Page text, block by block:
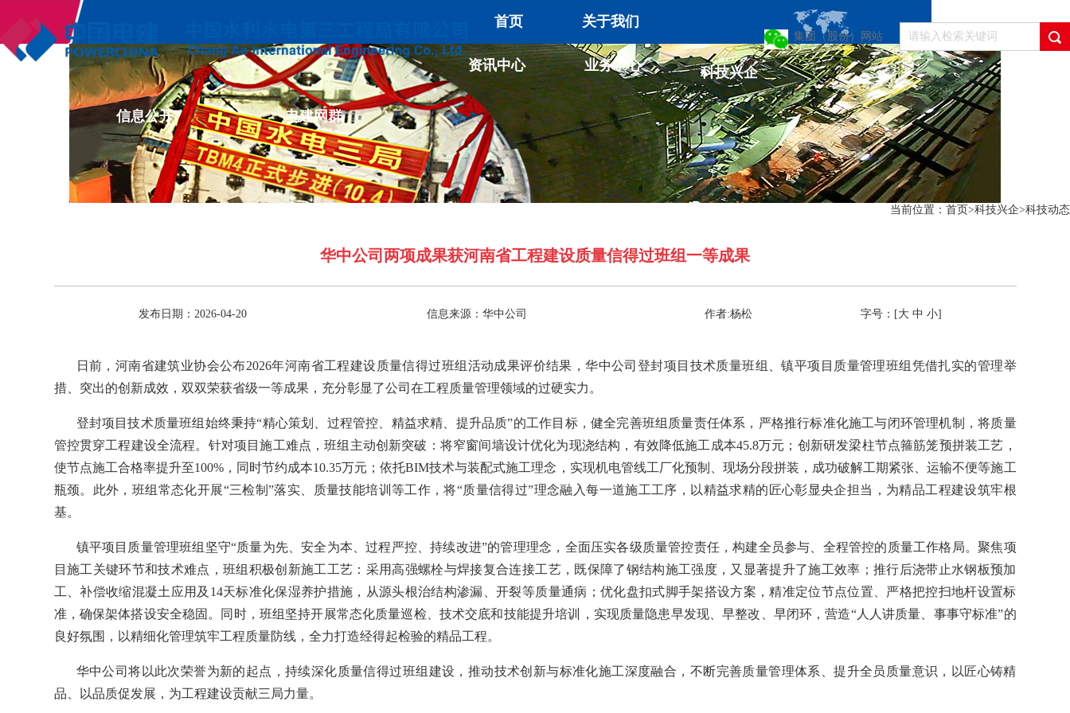
集团（股份）网站
首页 关于我们
资讯中心 业务中心 科技兴企
信息公开 电建网群
当前位置： 首页>科技兴企>科技动态
华中公司两项成果获河南省工程建设质量信得过班组一等成果
发布日期：2026-04-20 信息来源：华中公司 作者:杨松 字号：[大 中 小]
日前，河南省建筑业协会公布2026年河南省工程建设质量信得过班组活动成果评价结果，华中公司登封项目技术质量班组、镇平项目质量管理班组凭借扎实的管理举
措、突出的创新成效，双双荣获省级一等成果，充分彰显了公司在工程质量管理领域的过硬实力。
登封项目技术质量班组始终秉持“精心策划、过程管控、精益求精、提升品质”的工作目标，健全完善班组质量责任体系，严格推行标准化施工与闭环管理机制，将质量
管控贯穿工程建设全流程。针对项目施工难点，班组主动创新突破：将窄窗间墙设计优化为现浇结构，有效降低施工成本45.8万元；创新研发梁柱节点箍筋笼预拼装工艺，
使节点施工合格率提升至100%，同时节约成本10.35万元；依托BIM技术与装配式施工理念，实现机电管线工厂化预制、现场分段拼装，成功破解工期紧张、运输不便等施工
瓶颈。此外，班组常态化开展“三检制”落实、质量技能培训等工作，将“质量信得过”理念融入每一道施工工序，以精益求精的匠心彰显央企担当，为精品工程建设筑牢根
基。
镇平项目质量管理班组坚守“质量为先、安全为本、过程严控、持续改进”的管理理念，全面压实各级质量管控责任，构建全员参与、全程管控的质量工作格局。聚焦项
目施工关键环节和技术难点，班组积极创新施工工艺：采用高强螺栓与焊接复合连接工艺，既保障了钢结构施工强度，又显著提升了施工效率；推行后浇带止水钢板预加
工、补偿收缩混凝土应用及14天标准化保湿养护措施，从源头根治结构渗漏、开裂等质量通病；优化盘扣式脚手架搭设方案，精准定位节点位置、严格把控扫地杆设置标
准，确保架体搭设安全稳固。同时，班组坚持开展常态化质量巡检、技术交底和技能提升培训，实现质量隐患早发现、早整改、早闭环，营造“人人讲质量、事事守标准”的
良好氛围，以精细化管理筑牢工程质量防线，全力打造经得起检验的精品工程。
华中公司将以此次荣誉为新的起点，持续深化质量信得过班组建设，推动技术创新与标准化施工深度融合，不断完善质量管理体系、提升全员质量意识，以匠心铸精
品、以品质促发展，为工程建设贡献三局力量。